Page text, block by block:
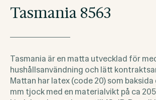
Tasmania 8563
Tasmania är en matta utvecklad för
hushållsanvändning och lätt
Mattan har latex (code 20) som baksida
mm tjock med en materialvikt på ca